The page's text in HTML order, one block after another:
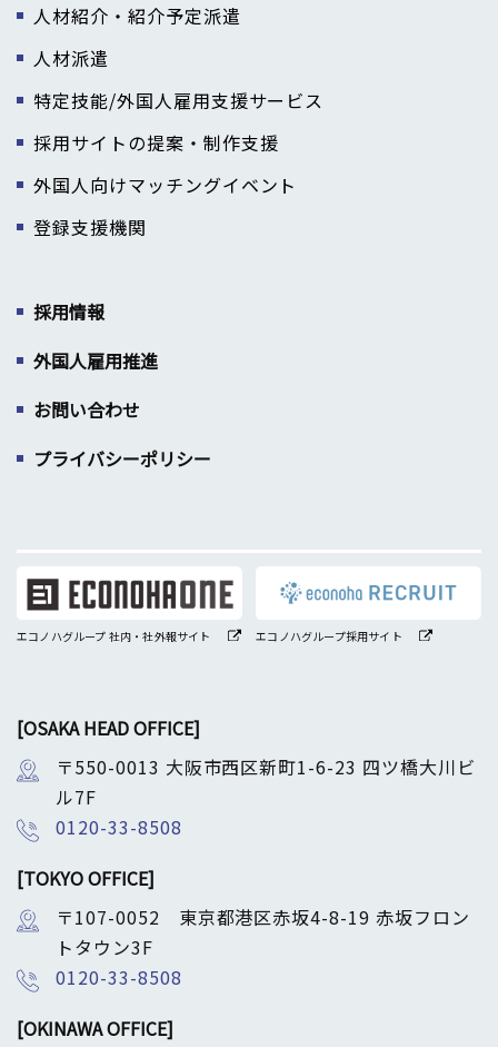
人材紹介・紹介予定派遣
人材派遣
特定技能/外国人雇用支援サービス
採用サイトの提案・制作支援
外国人向けマッチングイベント
登録支援機関
採用情報
外国人雇用推進
お問い合わせ
プライバシーポリシー
エコノハグループ 社内・社外報サイト エコノハグループ採用サイト
[OSAKA HEAD OFFICE]
〒550-0013 大阪市西区新町1-6-23 四ツ橋大川ビ
ル7F
0120-33-8508
[TOKYO OFFICE]
〒107-0052 東京都港区赤坂4-8-19 赤坂フロン
トタウン3F
0120-33-8508
[OKINAWA OFFICE]